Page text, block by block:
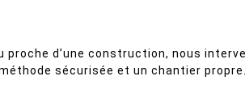
proche d’une construction, nous
sécurisée et un chantier propre.